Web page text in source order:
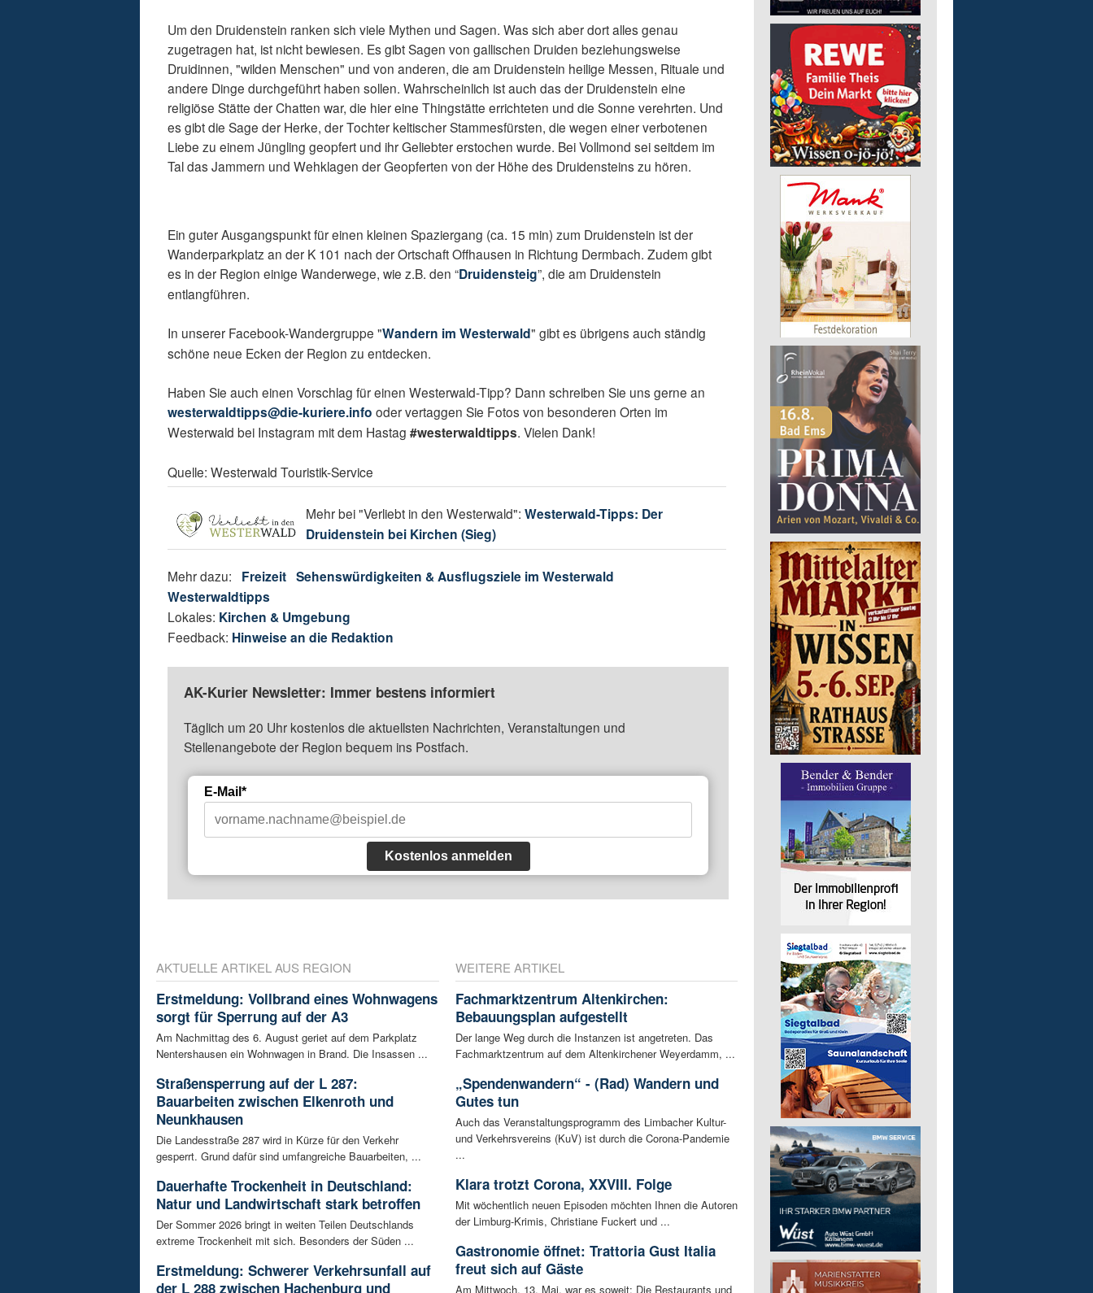
Um den Druidenstein ranken sich viele Mythen und Sagen. Was sich aber dort alles genau
zugetragen hat, ist nicht bewiesen. Es gibt Sagen von gallischen Druiden beziehungsweise
Druidinnen, "wilden Menschen" und von anderen, die am Druidenstein heilige Messen, Rituale und
andere Dinge durchgeführt haben sollen. Wahrscheinlich ist auch das der Druidenstein eine
religiöse Stätte der Chatten war, die hier eine Thingstätte errichteten und die Sonne verehrten. Und
es gibt die Sage der Herke, der Tochter keltischer Stammesfürsten, die wegen einer verbotenen
Liebe zu einem Jüngling geopfert und ihr Geliebter erstochen wurde. Bei Vollmond sei seitdem im
Tal das Jammern und Wehklagen der Geopferten von der Höhe des Druidensteins zu hören.
Ein guter Ausgangspunkt für einen kleinen Spaziergang (ca. 15 min) zum Druidenstein ist der
Wanderparkplatz an der K 101 nach der Ortschaft Offhausen in Richtung Dermbach. Zudem gibt
es in der Region einige Wanderwege, wie z.B. den “Druidensteig”, die am Druidenstein
entlangführen.
In unserer Facebook-Wandergruppe "Wandern im Westerwald" gibt es übrigens auch ständig
schöne neue Ecken der Region zu entdecken.
Haben Sie auch einen Vorschlag für einen Westerwald-Tipp? Dann schreiben Sie uns gerne an
westerwaldtipps@die-kuriere.info oder vertaggen Sie Fotos von besonderen Orten im
Westerwald bei Instagram mit dem Hastag#westerwaldtipps. Vielen Dank!
Quelle: Westerwald Touristik-Service
Mehr bei "Verliebt in den Westerwald":Westerwald-Tipps: Der
Druidenstein bei Kirchen (Sieg)
Mehr dazu: Freizeit Sehenswürdigkeiten & Ausflugsziele im Westerwald
Westerwaldtipps
Lokales: Kirchen & Umgebung
Feedback: Hinweise an die Redaktion
AK-Kurier Newsletter: Immer bestens informiert
Täglich um 20 Uhr kostenlos die aktuellsten Nachrichten, Veranstaltungen und
Stellenangebote der Region bequem ins Postfach.
E-Mail*
Kostenlos anmelden
AKTUELLE ARTIKEL AUS REGION
Erstmeldung: Vollbrand eines Wohnwagens
sorgt für Sperrung auf der A3
Am Nachmittag des 6. August geriet auf dem Parkplatz
Nentershausen ein Wohnwagen in Brand. Die Insassen ...
Straßensperrung auf der L 287:
Bauarbeiten zwischen Elkenroth und
Neunkhausen
Die Landesstraße 287 wird in Kürze für den Verkehr
gesperrt. Grund dafür sind umfangreiche Bauarbeiten, ...
Dauerhafte Trockenheit in Deutschland:
Natur und Landwirtschaft stark betroffen
Der Sommer 2026 bringt in weiten Teilen Deutschlands
extreme Trockenheit mit sich. Besonders der Süden ...
Erstmeldung: Schwerer Verkehrsunfall auf
der L 288 zwischen Hachenburg und
WEITERE ARTIKEL
Fachmarktzentrum Altenkirchen:
Bebauungsplan aufgestellt
Der lange Weg durch die Instanzen ist angetreten. Das
Fachmarktzentrum auf dem Altenkirchener Weyerdamm, ...
„Spendenwandern“ - (Rad) Wandern und
Gutes tun
Auch das Veranstaltungsprogramm des Limbacher Kultur-
und Verkehrsvereins (KuV) ist durch die Corona-Pandemie
...
Klara trotzt Corona, XXVIII. Folge
Mit wöchentlich neuen Episoden möchten Ihnen die Autoren
der Limburg-Krimis, Christiane Fuckert und ...
Gastronomie öffnet: Trattoria Gust Italia
freut sich auf Gäste
Am Mittwoch, 13. Mai, war es soweit: Die Restaurants und